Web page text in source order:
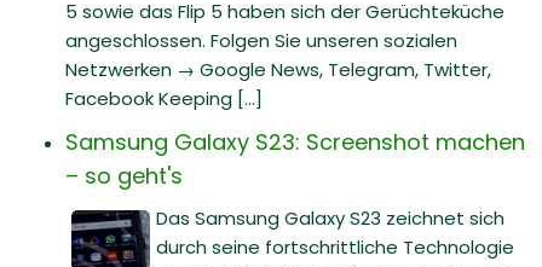
5 sowie das Flip 5 haben sich der Gerüchteküche
angeschlossen. Folgen Sie unseren sozialen
Netzwerken → Google News, Telegram, Twitter,
Facebook Keeping [...]
Samsung Galaxy S23: Screenshot machen
– so geht's
Das Samsung Galaxy S23 zeichnet sich
durch seine fortschrittliche Technologie